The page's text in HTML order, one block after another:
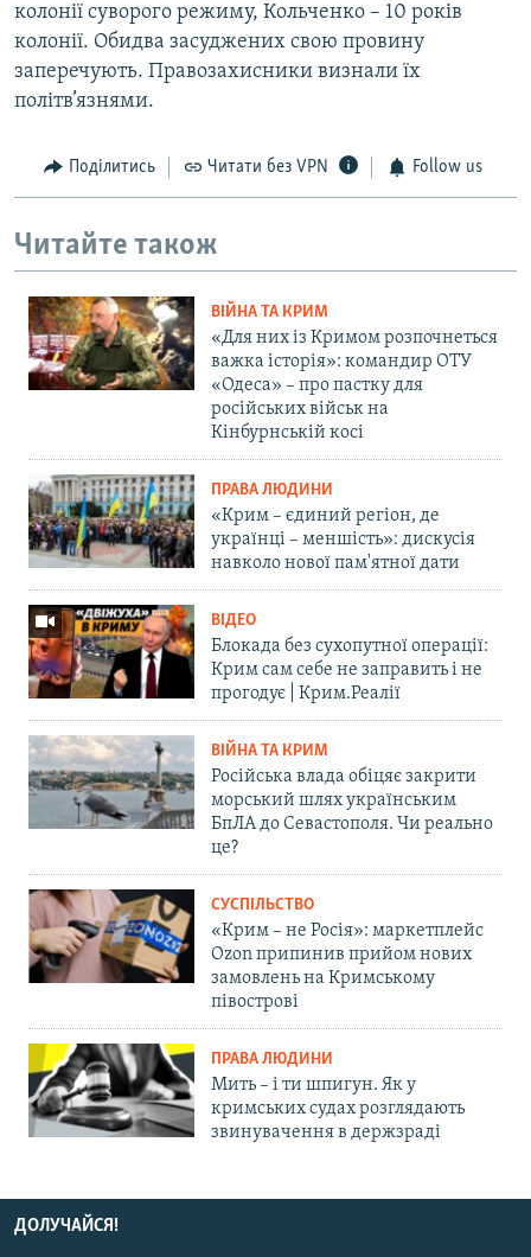
колонії суворого режиму, Кольченко – 10 років
колонії. Обидва засуджених свою провину
заперечують. Правозахисники визнали їх
політв’язнями.
Поділитись Читати без VPN Follow us
Читайте також
ВІЙНА ТА КРИМ
«Для них із Кримом розпочнеться
важка історія»: командир ОТУ
«Одеса» – про пастку для
російських військ на
Кінбурнській косі
ПРАВА ЛЮДИНИ
«Крим – єдиний регіон, де
українці – меншість»: дискусія
навколо нової пам'ятної дати
ВІДЕО
Блокада без сухопутної операції:
Крим сам себе не заправить і не
прогодує | Крим.Реалії
ВІЙНА ТА КРИМ
Російська влада обіцяє закрити
морський шлях українським
БпЛА до Севастополя. Чи реально
це?
СУСПІЛЬСТВО
«Крим – не Росія»: маркетплейс
Ozon припинив прийом нових
замовлень на Кримському
півострові
ПРАВА ЛЮДИНИ
Мить – і ти шпигун. Як у
кримських судах розглядають
звинувачення в держзраді
ДОЛУЧАЙСЯ!